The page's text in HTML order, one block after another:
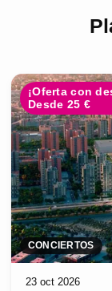
¡Oferta con
Desde 25 €
CONCIERTOS
23 oct 2026